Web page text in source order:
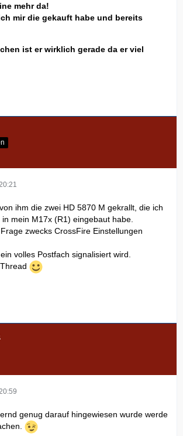
mehr da!
mir die gekauft habe und bereits
ist er wirklich gerade da er viel
ihm die zwei HD 5870 M gekrallt, die ich
mein M17x (R1) eingebaut habe.
zwecks CrossFire Einstellungen
volles Postfach signalisiert wird.
genug darauf hingewiesen wurde werde